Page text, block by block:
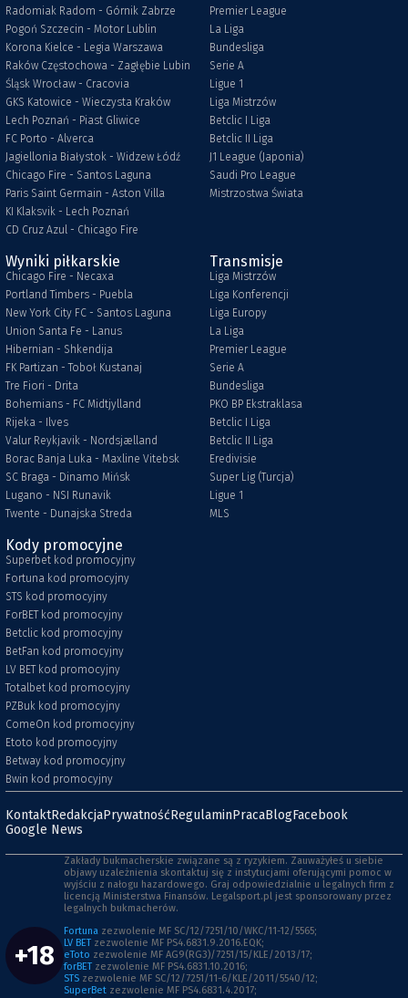
Radomiak Radom - Górnik Zabrze
Pogoń Szczecin - Motor Lublin
Korona Kielce - Legia Warszawa
Raków Częstochowa - Zagłębie Lubin
Śląsk Wrocław - Cracovia
GKS Katowice - Wieczysta Kraków
Lech Poznań - Piast Gliwice
FC Porto - Alverca
Jagiellonia Białystok - Widzew Łódź
Chicago Fire - Santos Laguna
Paris Saint Germain - Aston Villa
KI Klaksvik - Lech Poznań
CD Cruz Azul - Chicago Fire
Premier League
La Liga
Bundesliga
Serie A
Ligue 1
Liga Mistrzów
Betclic I Liga
Betclic II Liga
J1 League (Japonia)
Saudi Pro League
Mistrzostwa Świata
Wyniki piłkarskie
Chicago Fire - Necaxa
Portland Timbers - Puebla
New York City FC - Santos Laguna
Union Santa Fe - Lanus
Hibernian - Shkendija
FK Partizan - Toboł Kustanaj
Tre Fiori - Drita
Bohemians - FC Midtjylland
Rijeka - Ilves
Valur Reykjavik - Nordsjælland
Borac Banja Luka - Maxline Vitebsk
SC Braga - Dinamo Mińsk
Lugano - NSI Runavik
Twente - Dunajska Streda
Transmisje
Liga Mistrzów
Liga Konferencji
Liga Europy
La Liga
Premier League
Serie A
Bundesliga
PKO BP Ekstraklasa
Betclic I Liga
Betclic II Liga
Eredivisie
Super Lig (Turcja)
Ligue 1
MLS
Kody promocyjne
Superbet kod promocyjny
Fortuna kod promocyjny
STS kod promocyjny
ForBET kod promocyjny
Betclic kod promocyjny
BetFan kod promocyjny
LV BET kod promocyjny
Totalbet kod promocyjny
PZBuk kod promocyjny
ComeOn kod promocyjny
Etoto kod promocyjny
Betway kod promocyjny
Bwin kod promocyjny
KontaktRedakcjaPrywatnośćRegulaminPracaBlogFacebook
Google News
+18
Zakłady bukmacherskie związane są z ryzykiem. Zauważyłeś u siebie
objawy uzależnienia skontaktuj się z instytucjami oferującymi pomoc w
wyjściu z nałogu hazardowego. Graj odpowiedzialnie u legalnych firm z
licencją Ministerstwa Finansów. Legalsport.pl jest sponsorowany przez
legalnych bukmacherów.
Fortuna zezwolenie MF SC/12/7251/10/WKC/11-12/5565;
LV BET zezwolenie MF PS4.6831.9.2016.EQK;
eToto zezwolenie MF AG9(RG3)/7251/15/KLE/2013/17;
forBET zezwolenie MF PS4.6831.10.2016;
STS zezwolenie MF SC/12/7251/11-6/KLE/2011/5540/12;
SuperBet zezwolenie MF PS4.6831.4.2017;